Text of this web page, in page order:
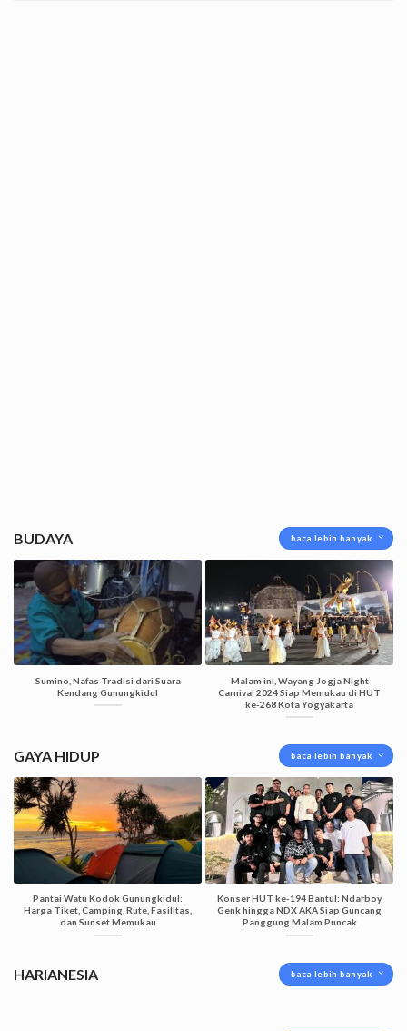
BUDAYA baca lebih banyak
Sumino, Nafas Tradisi dari Suara
Kendang Gunungkidul
Malam ini, Wayang Jogja Night
Carnival 2024 Siap Memukau di HUT
ke-268 Kota Yogyakarta
GAYA HIDUP baca lebih banyak
Pantai Watu Kodok Gunungkidul:
Harga Tiket, Camping, Rute, Fasilitas,
dan Sunset Memukau
Konser HUT ke-194 Bantul: Ndarboy
Genk hingga NDX AKA Siap Guncang
Panggung Malam Puncak
HARIANESIA baca lebih banyak